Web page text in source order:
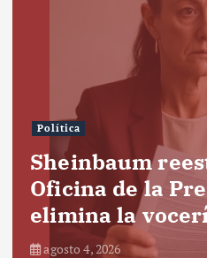
Política
Sheinbaum
Oficina de la
elimina la
agosto 4, 2026